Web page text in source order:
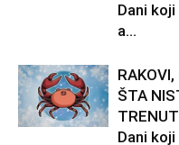
Dani
a...
ŠTA
Dani